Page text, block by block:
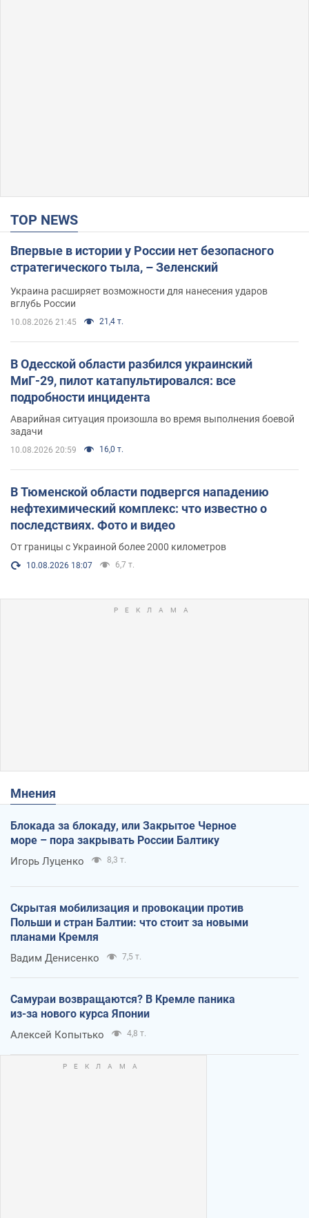
TOP NEWS
Впервые в истории у России нет безопасного
стратегического тыла, – Зеленский
Украина расширяет возможности для нанесения ударов
вглубь России
10.08.2026 21:45 21,4 т.
В Одесской области разбился украинский
МиГ-29, пилот катапультировался: все
подробности инцидента
Аварийная ситуация произошла во время выполнения боевой
задачи
10.08.2026 20:59 16,0 т.
В Тюменской области подвергся нападению
нефтехимический комплекс: что известно о
последствиях. Фото и видео
От границы с Украиной более 2000 километров
10.08.2026 18:07 6,7 т.
Мнения
Блокада за блокаду, или Закрытое Черное
море – пора закрывать России Балтику
Игорь Луценко 8,3 т.
Скрытая мобилизация и провокации против
Польши и стран Балтии: что стоит за новыми
планами Кремля
Вадим Денисенко 7,5 т.
Самураи возвращаются? В Кремле паника
из-за нового курса Японии
Алексей Копытько 4,8 т.